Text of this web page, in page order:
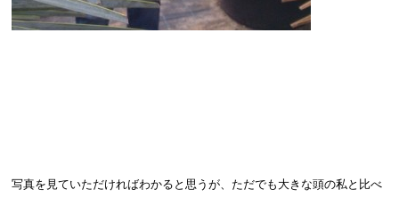
写真を見ていただければわかると思うが、ただでも大きな頭の私と比べ